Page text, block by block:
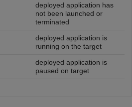
deployed application has
not been launched or
terminated
deployed application is
running on the target
deployed application is
paused on target